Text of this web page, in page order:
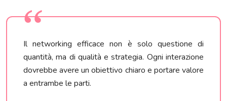
Il networking efficace non è solo questione di
quantità, ma di qualità e strategia. Ogni interazione
dovrebbe avere un obiettivo chiaro e portare valore
a entrambe le parti.